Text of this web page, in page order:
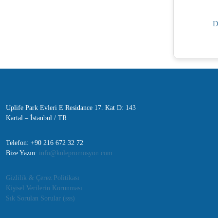
Uplife Park Evleri E Residance 17. Kat D: 143
Kartal – İstanbul / TR
Telefon: +90 216 672 32 72
Bize Yazın: info@kulepromosyon.com
Gizlilik & Çerez Politikası
Kişisel Verilerin Korunması
Sık Sorulan Sorular (sss)